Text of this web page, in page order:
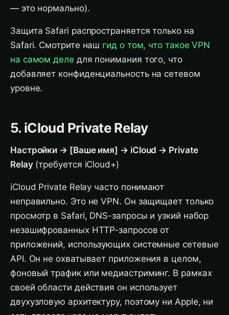
— это нормально).
Защита Safari распространяется только на
Safari. Смотрите наш гид о том, что такое VPN
на самом деле для понимания того, что
добавляет конфиденциальность на сетевом
уровне.
5. iCloud Private Relay
Настройки → [Ваше имя] → iCloud → Private
Relay(требуется iCloud+)
iCloud Private Relay часто понимают
неправильно. Это не VPN. Он защищает только
просмотр в Safari, DNS-запросы и узкий набор
незашифрованных HTTP-запросов от
приложений, использующих системные сетевые
API. Он не охватывает приложения в целом,
фоновый трафик или медиастриминг. В рамках
своей области действия он использует
двухузловую архитектуру, поэтому ни Apple, ни